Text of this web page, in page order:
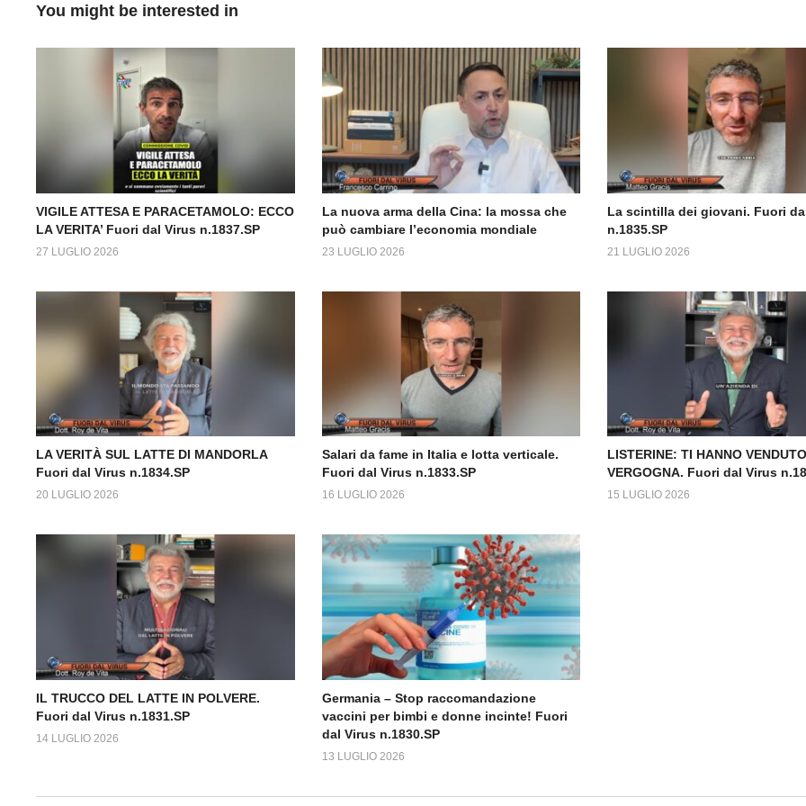
You might be interested in
VIGILE ATTESA E PARACETAMOLO: ECCO
LA VERITA’ Fuori dal Virus n.1837.SP
27 LUGLIO 2026
La nuova arma della Cina: la mossa che
può cambiare l’economia mondiale
23 LUGLIO 2026
La scintilla dei giovani. Fuori
n.1835.SP
21 LUGLIO 2026
LA VERITÀ SUL LATTE DI MANDORLA
Fuori dal Virus n.1834.SP
20 LUGLIO 2026
Salari da fame in Italia e lotta verticale.
Fuori dal Virus n.1833.SP
16 LUGLIO 2026
LISTERINE: TI HANNO
VERGOGNA. Fuori dal Virus
15 LUGLIO 2026
IL TRUCCO DEL LATTE IN POLVERE.
Fuori dal Virus n.1831.SP
14 LUGLIO 2026
Germania – Stop raccomandazione
vaccini per bimbi e donne incinte! Fuori
dal Virus n.1830.SP
13 LUGLIO 2026